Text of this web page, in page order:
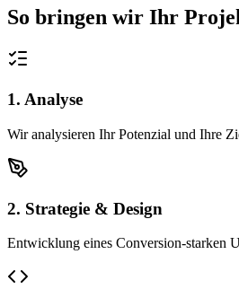
So bringen wir Ihr
1. Analyse
Wir analysieren Ihr Potenzial und Ihre
2. Strategie & Design
Entwicklung eines Conversion-starken